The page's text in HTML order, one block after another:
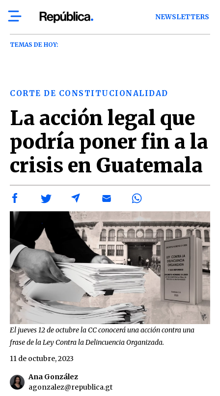
NEWSLETTERS
TEMAS DE HOY:
CORTE DE CONSTITUCIONALIDAD
La acción legal que
podría poner fin a la
crisis en Guatemala
El jueves 12 de octubre la CC conocerá una acción contra una
frase de la Ley Contra la Delincuencia Organizada.
Ana González
agonzalez@republica.gt
11 de octubre, 2023